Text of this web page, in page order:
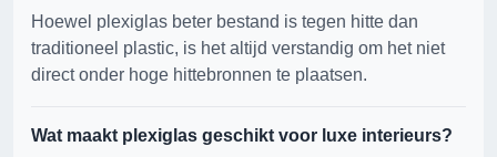
Hoewel plexiglas beter bestand is tegen hitte dan
traditioneel plastic, is het altijd verstandig om het niet
direct onder hoge hittebronnen te plaatsen.
Wat maakt plexiglas geschikt voor luxe interieurs?